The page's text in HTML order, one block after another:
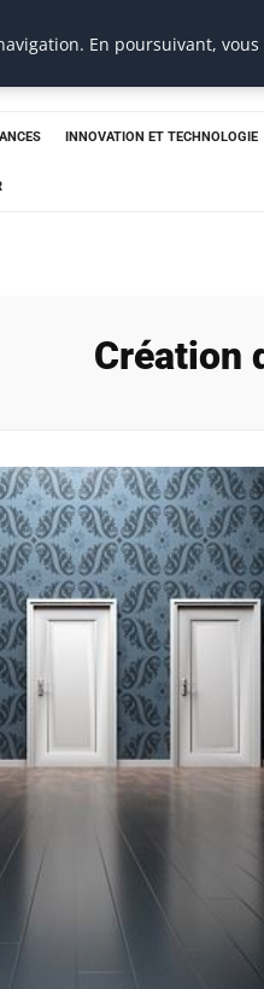
INNOVATION ET TECHNOLOGIE
Création
En poursuivant,